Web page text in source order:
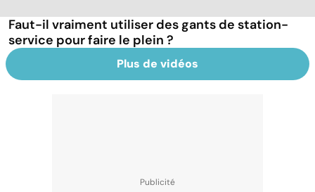
Faut-il vraiment utiliser des gants de station-
service pour faire le plein ?
Plus de vidéos